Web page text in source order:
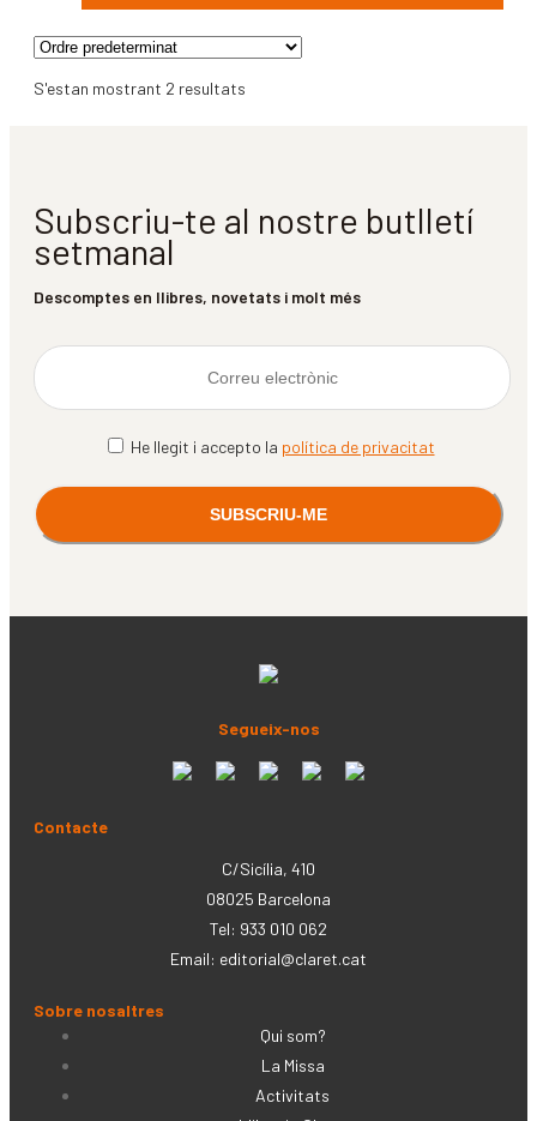
S'estan mostrant 2 resultats
Subscriu-te al nostre butlletí
setmanal
Descomptes en llibres, novetats i molt més
He llegit i accepto la política de privacitat
Segueix-nos
Contacte
C/Sicília, 410
08025 Barcelona
Tel: 933 010 062
Email: editorial@claret.cat
Sobre nosaltres
Qui som?
La Missa
Activitats